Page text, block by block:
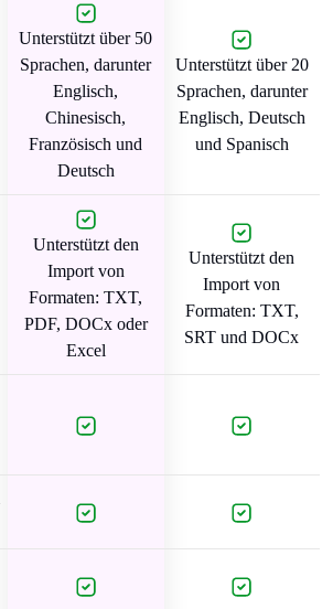
Unterstützt über 50
Sprachen, darunter
Englisch,
Chinesisch,
Französisch und
Deutsch
Unterstützt über 20
Sprachen, darunter
Englisch, Deutsch
und Spanisch
Unterstützt den
Import von
Formaten: TXT,
PDF, DOCx oder
Excel
Unterstützt den
Import von
Formaten: TXT,
SRT und DOCx